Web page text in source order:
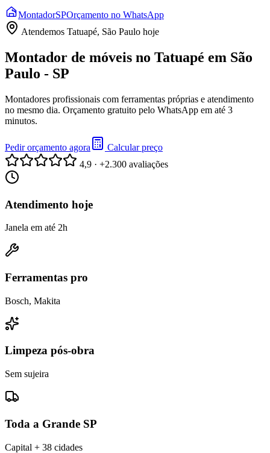
MontadorSPOrçamento no WhatsApp
Atendemos Tatuapé, São Paulo hoje
Montador de móveis no Tatuapé em São
Paulo - SP
Montadores profissionais com ferramentas próprias e atendimento
no mesmo dia. Orçamento gratuito pelo WhatsApp em até 3
minutos.
Pedir orçamento agora
Calcular preço
4,9 · +2.300 avaliações
Atendimento hoje
Janela em até 2h
Ferramentas pro
Bosch, Makita
Limpeza pós-obra
Sem sujeira
Toda a Grande SP
Capital + 38 cidades